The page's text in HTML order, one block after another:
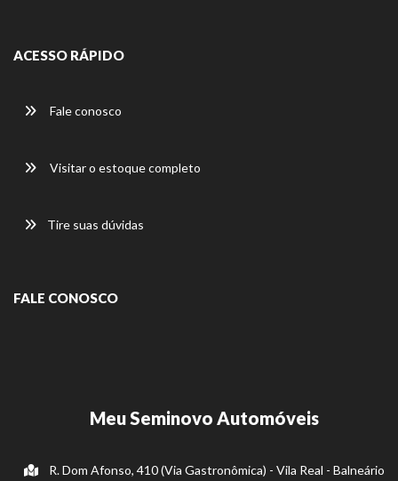
ACESSO RÁPIDO
Fale conosco
Visitar o estoque completo
Tire suas dúvidas
FALE CONOSCO
Meu Seminovo Automóveis
R. Dom Afonso, 410 (Via Gastronômica) - Vila Real - Balneário